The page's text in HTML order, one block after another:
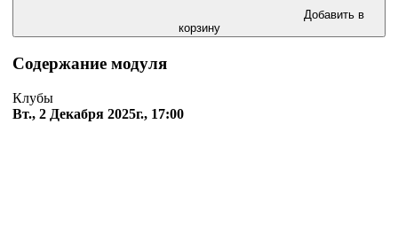
Добавить в
корзину
Содержание модуля
Клубы
Вт., 2 Декабря 2025г., 17:00